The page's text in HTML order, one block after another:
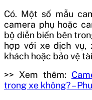
Có. Một số mẫu
camera phụ hoặc
bộ diễn biến bên
hợp với xe dịch vụ,
khách hoặc bảo vệ
>> Xem thêm:
trong xe không? –